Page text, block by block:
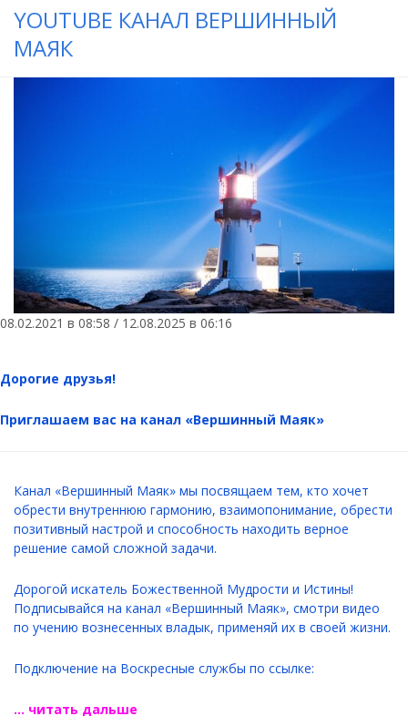
YOUTUBE КАНАЛ ВЕРШИННЫЙ
МАЯК
08.02.2021 в 08:58 / 12.08.2025 в 06:16
Дорогие друзья!
Приглашаем вас на канал «Вершинный Маяк»
Канал «Вершинный Маяк» мы посвящаем тем, кто хочет
обрести внутреннюю гармонию, взаимопонимание, обрести
позитивный настрой и способность находить верное
решение самой сложной задачи.
Дорогой искатель Божественной Мудрости и Истины!
Подписывайся на канал «Вершинный Маяк», смотри видео
по учению вознесенных владык, применяй их в своей жизни.
Подключение на Воскресные службы по ссылке:
... читать дальше